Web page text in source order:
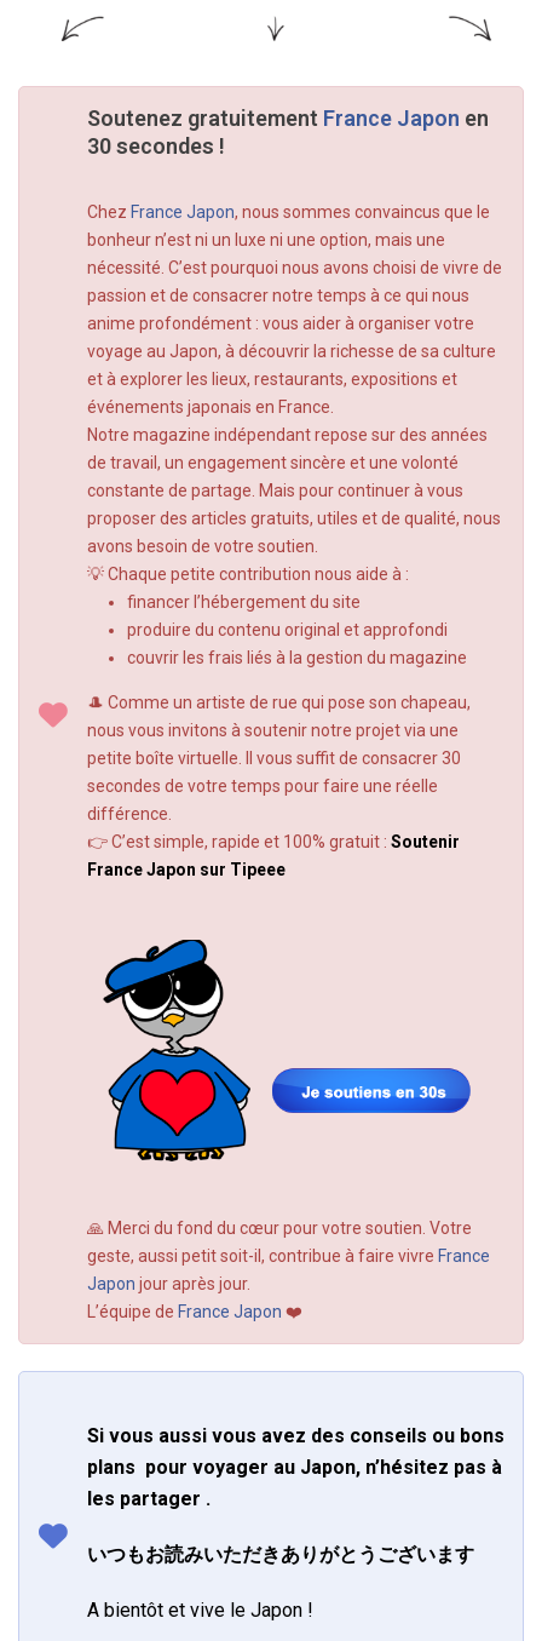
Soutenez gratuitement France Japon en
30 secondes !
Chez France Japon, nous sommes convaincus que le
bonheur n’est ni un luxe ni une option, mais une
nécessité. C’est pourquoi nous avons choisi de vivre de
passion et de consacrer notre temps à ce qui nous
anime profondément : vous aider à organiser votre
voyage au Japon, à découvrir la richesse de sa culture
et à explorer les lieux, restaurants, expositions et
événements japonais en France.
Notre magazine indépendant repose sur des années
de travail, un engagement sincère et une volonté
constante de partage. Mais pour continuer à vous
proposer des articles gratuits, utiles et de qualité, nous
avons besoin de votre soutien.
💡 Chaque petite contribution nous aide à :
financer l’hébergement du site
produire du contenu original et approfondi
couvrir les frais liés à la gestion du magazine
🎩 Comme un artiste de rue qui pose son chapeau,
nous vous invitons à soutenir notre projet via une
petite boîte virtuelle. Il vous suffit de consacrer 30
secondes de votre temps pour faire une réelle
différence.
👉 C’est simple, rapide et 100% gratuit : Soutenir
France Japon sur Tipeee
🙏 Merci du fond du cœur pour votre soutien. Votre
geste, aussi petit soit-il, contribue à faire vivre France
Japon jour après jour.
L’équipe de France Japon ❤️
Si vous aussi vous avez des conseils ou bons
plans pour voyager au Japon, n’hésitez pas à
les partager .
いつもお読みいただきありがとうございます
A bientôt et vive le Japon !